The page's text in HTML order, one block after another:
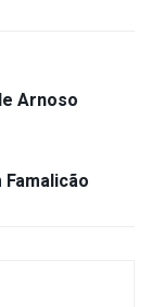
Arnoso